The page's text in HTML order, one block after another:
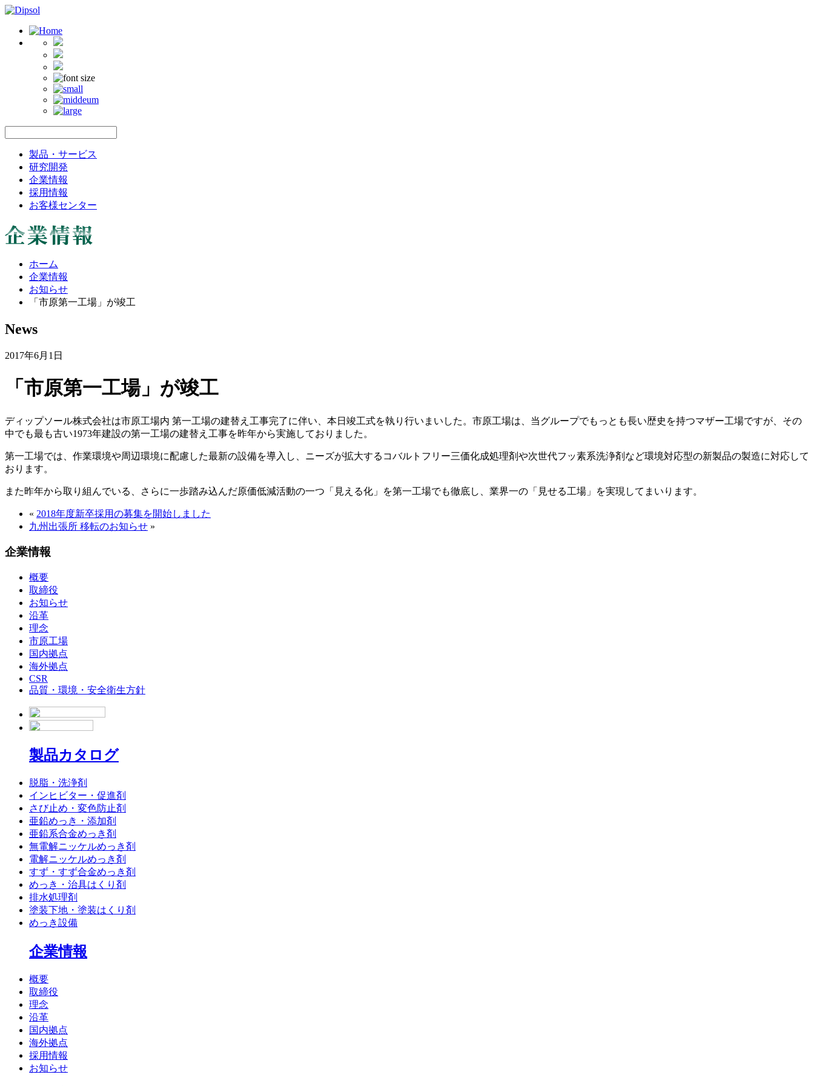
製品・サービス
研究開発
企業情報
採用情報
お客様センター
ホーム
企業情報
お知らせ
「市原第一工場」が竣工
News
2017年6月1日
「市原第一工場」が竣工
ディップソール株式会社は市原工場内 第一工場の建替え工事完了に伴い、本日竣工式を執り行いまいした。市原工場は、当グループでもっとも長い歴史を持つマザー工場ですが、その
中でも最も古い1973年建設の第一工場の建替え工事を昨年から実施しておりました。
第一工場では、作業環境や周辺環境に配慮した最新の設備を導入し、ニーズが拡大するコバルトフリー三価化成処理剤や次世代フッ素系洗浄剤など環境対応型の新製品の製造に対応して
おります。
また昨年から取り組んでいる、さらに一歩踏み込んだ原価低減活動の一つ「見える化」を第一工場でも徹底し、業界一の「見せる工場」を実現してまいります。
« 2018年度新卒採用の募集を開始しました
九州出張所 移転のお知らせ »
企業情報
概要
取締役
お知らせ
沿革
理念
市原工場
国内拠点
海外拠点
CSR
品質・環境・安全衛生方針
製品カタログ
脱脂・洗浄剤
インヒビター・促進剤
さび止め・変色防止剤
亜鉛めっき・添加剤
亜鉛系合金めっき剤
無電解ニッケルめっき剤
電解ニッケルめっき剤
すず・すず合金めっき剤
めっき・治具はくり剤
排水処理剤
塗装下地・塗装はくり剤
めっき設備
企業情報
概要
取締役
理念
沿革
国内拠点
海外拠点
採用情報
お知らせ